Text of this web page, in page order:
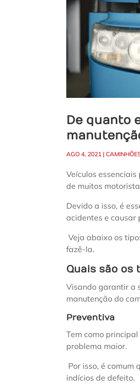
De quanto
AGO 4, 2021 |
Veículos
de muitos
Devido a isso, é
acidentes e causar
Veja abaixo os
fazê-la.
Quais são os
Visando garantir a
manutenção do
Preventiva
Tem como
problema maior.
Por isso, é comum
indícios de defeito.